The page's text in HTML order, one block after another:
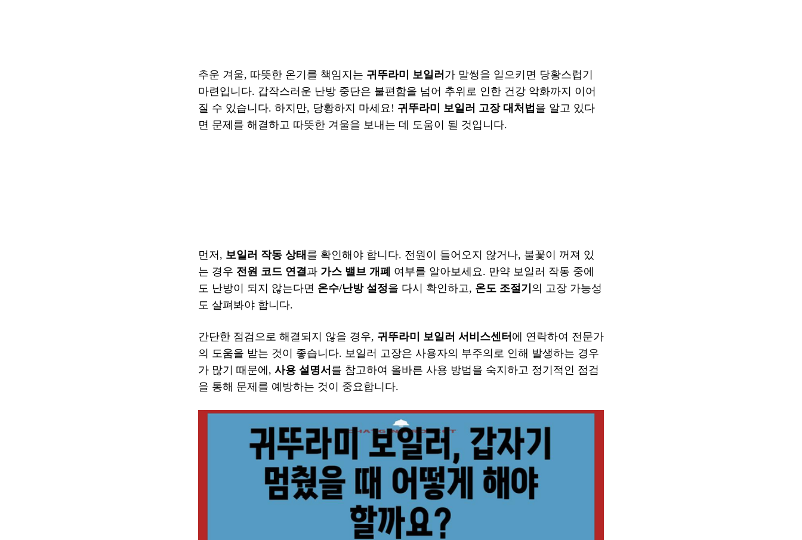
추운 겨울, 따뜻한 온기를 책임지는 귀뚜라미 보일러 가 말썽을 일으키면 당황스럽기
마련입니다. 갑작스러운 난방 중단은 불편함을 넘어 추위로 인한 건강 악화까지 이어
질 수 있습니다. 하지만, 당황하지 마세요! 귀뚜라미 보일러 고장 대처법 을 알고 있다
면 문제를 해결하고 따뜻한 겨울을 보내는 데 도움이 될 것입니다.
먼저, 보일러 작동 상태 를 확인해야 합니다. 전원이 들어오지 않거나, 불꽃이 꺼져 있
는 경우 전원 코드 연결과 가스 밸브 개폐 여부를 알아보세요. 만약 보일러 작동 중에
도 난방이 되지 않는다면 온수/난방 설정을 다시 확인하고, 온도 조절기 의 고장 가능성
도 살펴봐야 합니다.
간단한 점검으로 해결되지 않을 경우, 귀뚜라미 보일러 서비스센터 에 연락하여 전문가
의 도움을 받는 것이 좋습니다. 보일러 고장은 사용자의 부주의로 인해 발생하는 경우
가 많기 때문에, 사용 설명서 를 참고하여 올바른 사용 방법을 숙지하고 정기적인 점검
을 통해 문제를 예방하는 것이 중요합니다.